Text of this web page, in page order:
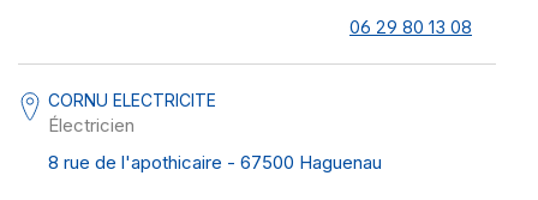
06 29 80 13 08
CORNU ELECTRICITE
Électricien
8 rue de l'apothicaire - 67500 Haguenau